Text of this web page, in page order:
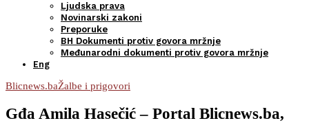
Ljudska prava
Novinarski zakoni
Preporuke
BH Dokumenti protiv govora mržnje
Međunarodni dokumenti protiv govora mržnje
Eng
Blicnews.baŽalbe i prigovori
Gđa Amila Hasečić – Portal Blicnews.ba,